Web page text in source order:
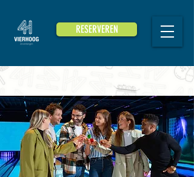
RESERVEREN